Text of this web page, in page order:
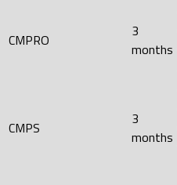
CMPRO
3
months
CMPS
3
months